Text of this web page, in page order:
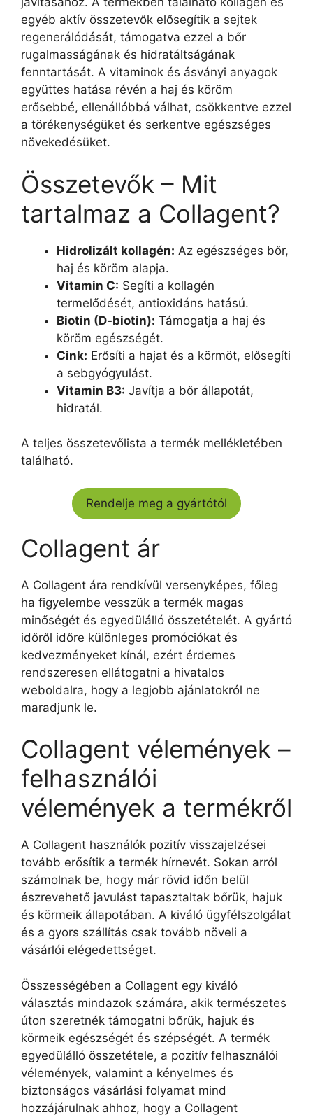
egyéb aktív összetevők elősegítik a sejtek
regenerálódását, támogatva ezzel a bőr
rugalmasságának és hidratáltságának
fenntartását. A vitaminok és ásványi anyagok
együttes hatása révén a haj és köröm
erősebbé, ellenállóbbá válhat, csökkentve ezzel
a törékenységüket és serkentve egészséges
növekedésüket.
Összetevők – Mit
tartalmaz a Collagent?
Hidrolizált kollagén: Az egészséges bőr,
haj és köröm alapja.
Vitamin C: Segíti a kollagén
termelődését, antioxidáns hatású.
Biotin (D-biotin): Támogatja a haj és
köröm egészségét.
Cink: Erősíti a hajat és a körmöt, elősegíti
a sebgyógyulást.
Vitamin B3: Javítja a bőr állapotát,
hidratál.
A teljes összetevőlista a termék mellékletében
található.
Rendelje meg a gyártótól
Collagent ár
A Collagent ára rendkívül versenyképes, főleg
ha figyelembe vesszük a termék magas
minőségét és egyedülálló összetételét. A gyártó
időről időre különleges promóciókat és
kedvezményeket kínál, ezért érdemes
rendszeresen ellátogatni a hivatalos
weboldalra, hogy a legjobb ajánlatokról ne
maradjunk le.
Collagent vélemények –
felhasználói
vélemények a termékről
A Collagent használók pozitív visszajelzései
tovább erősítik a termék hírnevét. Sokan arról
számolnak be, hogy már rövid időn belül
észrevehető javulást tapasztaltak bőrük, hajuk
és körmeik állapotában. A kiváló ügyfélszolgálat
és a gyors szállítás csak tovább növeli a
vásárlói elégedettséget.
Összességében a Collagent egy kiváló
választás mindazok számára, akik természetes
úton szeretnék támogatni bőrük, hajuk és
körmeik egészségét és szépségét. A termék
egyedülálló összetétele, a pozitív felhasználói
vélemények, valamint a kényelmes és
biztonságos vásárlási folyamat mind
hozzájárulnak ahhoz, hogy a Collagent